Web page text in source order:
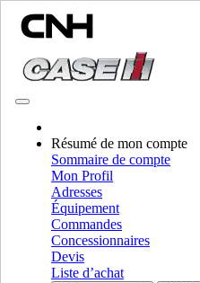
Résumé de mon compte
Sommaire de compte
Mon Profil
Adresses
Équipement
Commandes
Concessionnaires
Devis
Liste d’achat
Sélectionner marque
Fermer le Menu
ÉQUIPEMENT
ÉQUIPEMENTALL
MANUTENTION DE MATÉRIAUX